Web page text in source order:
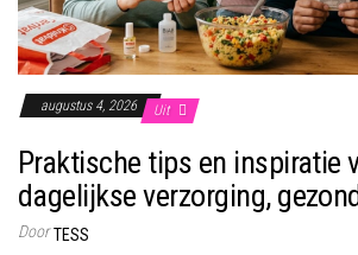
augustus 4, 2026 Uit
Praktische tips en inspiratie
dagelijkse verzorging,
Door TESS